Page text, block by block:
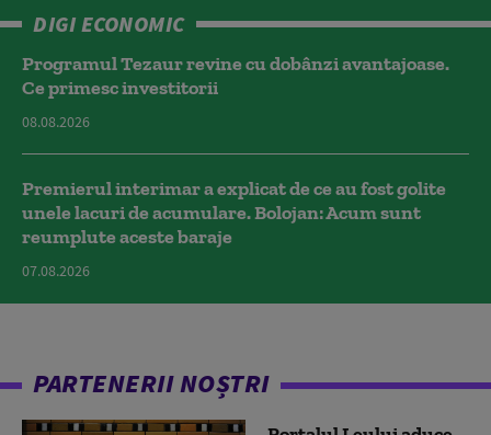
DIGI ECONOMIC
Programul Tezaur revine cu dobânzi avantajoase.
Ce primesc investitorii
08.08.2026
Premierul interimar a explicat de ce au fost golite
unele lacuri de acumulare. Bolojan: Acum sunt
reumplute aceste baraje
07.08.2026
PARTENERII NOȘTRI